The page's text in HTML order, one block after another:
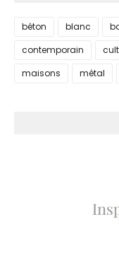
béton blanc
contemporain
maisons
métal